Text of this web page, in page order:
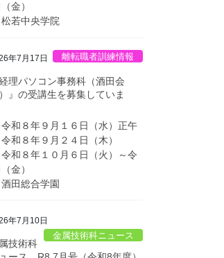
金）
若中央学院
年7月17日 離転職者訓練情報
経理パソコン事務科（酒田会
』の受講生を募集していま
和８年９月１６日（水）正午
年９月２４日（木）
８年１０月６日（火）～令
金）
田総合学園
年7月10日
金属技術科ニュース
技術科